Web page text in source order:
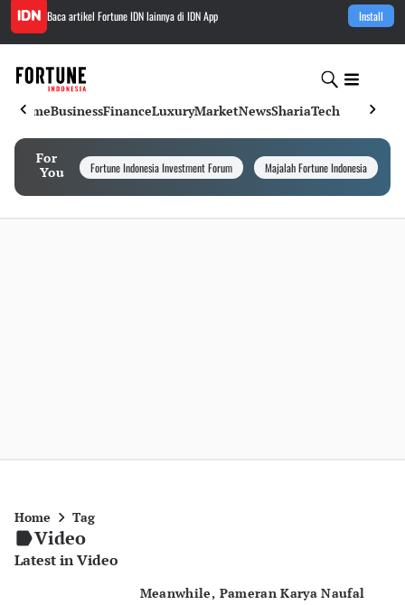
Baca artikel Fortune IDNlainnya di IDN App Install
HomeBusinessFinanceLuxuryMarketNewsShariaTech
For
You
Fortune Indonesia Investment Forum Majalah Fortune Indonesia
Home Tag
Video
Latest in Video
Meanwhile, Pameran Karya Naufal